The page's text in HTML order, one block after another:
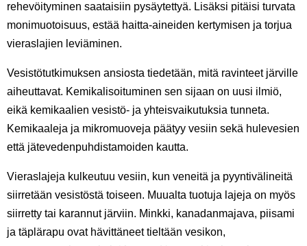
rehevöityminen saataisiin pysäytettyä. Lisäksi pitäisi turvata
monimuotoisuus, estää haitta-aineiden kertymisen ja torjua
vieraslajien leviäminen.
Vesistötutkimuksen ansiosta tiedetään, mitä ravinteet järville
aiheuttavat. Kemikalisoituminen sen sijaan on uusi ilmiö,
eikä kemikaalien vesistö- ja yhteisvaikutuksia tunneta.
Kemikaaleja ja mikromuoveja päätyy vesiin sekä hulevesien
että jätevedenpuhdistamoiden kautta.
Vieraslajeja kulkeutuu vesiin, kun veneitä ja pyyntivälineitä
siirretään vesistöstä toiseen. Muualta tuotuja lajeja on myös
siirretty tai karannut järviin. Minkki, kanadanmajava, piisami
ja täplärapu ovat hävittäneet tieltään vesikon,